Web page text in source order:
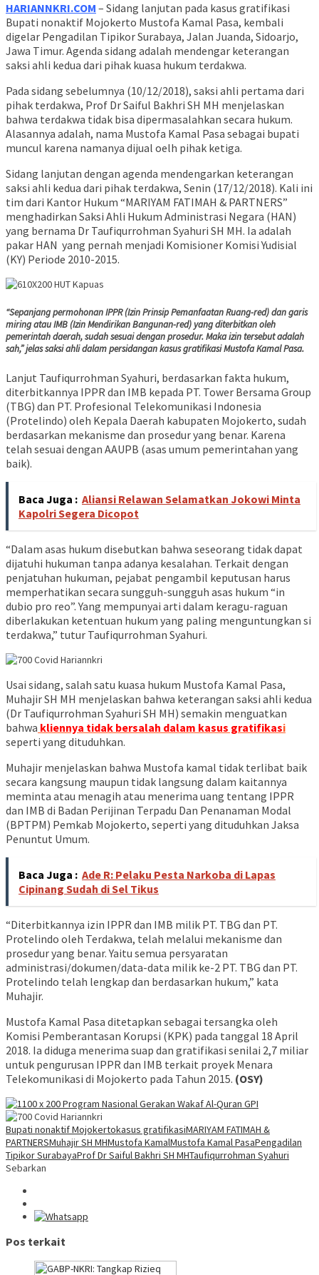
HARIANNKRI.COM – Sidang lanjutan pada kasus gratifikasi
Bupati nonaktif Mojokerto Mustofa Kamal Pasa, kembali
digelar Pengadilan Tipikor Surabaya, Jalan Juanda, Sidoarjo,
Jawa Timur. Agenda sidang adalah mendengar keterangan
saksi ahli kedua dari pihak kuasa hukum terdakwa.
Pada sidang sebelumnya (10/12/2018), saksi ahli pertama dari
pihak terdakwa, Prof Dr Saiful Bakhri SH MH menjelaskan
bahwa terdakwa tidak bisa dipermasalahkan secara hukum.
Alasannya adalah, nama Mustofa Kamal Pasa sebagai bupati
muncul karena namanya dijual oelh pihak ketiga.
Sidang lanjutan dengan agenda mendengarkan keterangan
saksi ahli kedua dari pihak terdakwa, Senin (17/12/2018). Kali ini
tim dari Kantor Hukum “MARIYAM FATIMAH & PARTNERS”
menghadirkan Saksi Ahli Hukum Administrasi Negara (HAN)
yang bernama Dr Taufiqurrohman Syahuri SH MH. Ia adalah
pakar HAN yang pernah menjadi Komisioner Komisi Yudisial
(KY) Periode 2010-2015.
“Sepanjang permohonan IPPR (Izin Prinsip Pemanfaatan Ruang-red) dan garis
miring atau IMB (Izin Mendirikan Bangunan-red) yang diterbitkan oleh
pemerintah daerah, sudah sesuai dengan prosedur. Maka izin tersebut adalah
sah,” jelas saksi ahli dalam persidangan kasus gratifikasi Mustofa Kamal Pasa.
Lanjut Taufiqurrohman Syahuri, berdasarkan fakta hukum,
diterbitkannya IPPR dan IMB kepada PT. Tower Bersama Group
(TBG) dan PT. Profesional Telekomunikasi Indonesia
(Protelindo) oleh Kepala Daerah kabupaten Mojokerto, sudah
berdasarkan mekanisme dan prosedur yang benar. Karena
telah sesuai dengan AAUPB (asas umum pemerintahan yang
baik).
Baca Juga : Aliansi Relawan Selamatkan Jokowi Minta
Kapolri Segera Dicopot
“Dalam asas hukum disebutkan bahwa seseorang tidak dapat
dijatuhi hukuman tanpa adanya kesalahan. Terkait dengan
penjatuhan hukuman, pejabat pengambil keputusan harus
memperhatikan secara sungguh-sungguh asas hukum “in
dubio pro reo”. Yang mempunyai arti dalam keragu-raguan
diberlakukan ketentuan hukum yang paling menguntungkan si
terdakwa,” tutur Taufiqurrohman Syahuri.
Usai sidang, salah satu kuasa hukum Mustofa Kamal Pasa,
Muhajir SH MH menjelaskan bahwa keterangan saksi ahli kedua
(Dr Taufiqurrohman Syahuri SH MH) semakin menguatkan
bahwa kliennya tidak bersalah dalam kasus gratifikasi
seperti yang dituduhkan.
Muhajir menjelaskan bahwa Mustofa kamal tidak terlibat baik
secara kangsung maupun tidak langsung dalam kaitannya
meminta atau menagih atau menerima uang tentang IPPR
dan IMB di Badan Perijinan Terpadu Dan Penanaman Modal
(BPTPM) Pemkab Mojokerto, seperti yang dituduhkan Jaksa
Penuntut Umum.
Baca Juga : Ade R: Pelaku Pesta Narkoba di Lapas
Cipinang Sudah di Sel Tikus
“Diterbitkannya izin IPPR dan IMB milik PT. TBG dan PT.
Protelindo oleh Terdakwa, telah melalui mekanisme dan
prosedur yang benar. Yaitu semua persyaratan
administrasi/dokumen/data-data milik ke-2 PT. TBG dan PT.
Protelindo telah lengkap dan berdasarkan hukum,” kata
Muhajir.
Mustofa Kamal Pasa ditetapkan sebagai tersangka oleh
Komisi Pemberantasan Korupsi (KPK) pada tanggal 18 April
2018. Ia diduga menerima suap dan gratifikasi senilai 2,7 miliar
untuk pengurusan IPPR dan IMB terkait proyek Menara
Telekomunikasi di Mojokerto pada Tahun 2015. (OSY)
Bupati nonaktif Mojokertokasus gratifikasiMARIYAM FATIMAH &
PARTNERSMuhajir SH MHMustofa KamalMustofa Kamal PasaPengadilan
Tipikor SurabayaProf Dr Saiful Bakhri SH MHTaufiqurrohman Syahuri
Sebarkan
Pos terkait